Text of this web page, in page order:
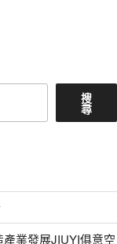
搜
尋
業發展JIUYI俱意空